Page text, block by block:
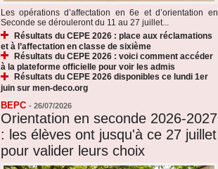
Les opérations d’affectation en 6e et d’orientation en
Seconde se dérouleront du 11 au 27 juillet...
Résultats du CEPE 2026 : place aux réclamations
et à l’affectation en classe de sixième
Résultats du CEPE 2026 : voici comment accéder
à la plateforme officielle pour voir les admis
Résultats du CEPE 2026 disponibles ce lundi 1er
juin sur men-deco.org
BEPC - 26/07/2026
Orientation en seconde 2026-2027
: les élèves ont jusqu'à ce 27 juillet
pour valider leurs choix